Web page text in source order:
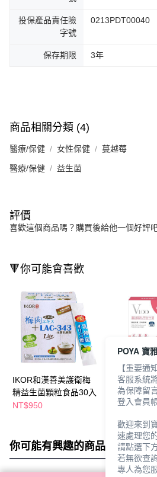
投保產品責任險
字號
0213PDT00040
保存期限 3年
商品相關分類 (4)
醫療/保健 女性保健 蔓越莓
醫療/保健 益生菌
評價
喜歡這個商品嗎？購買後給他一個好評
🔻你可能會喜歡
IKOR和漢善美護衛梅
精益生菌顆粒食品30入
NT$950
VIGILL蔓越
菌20份-日夜
NT$800
你可能有興趣的商品 全站排行
POYA 寶
【重要通
客服系統
為保障留
登入會員
歡迎來到
速處理您
請點選下
若無欲查
專人為您